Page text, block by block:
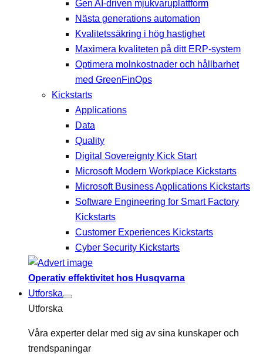
Gen AI-driven mjukvaruplattform
Nästa generations automation
Kvalitetssäkring i hög hastighet
Maximera kvaliteten på ditt ERP-system
Optimera molnkostnader och hållbarhet
med GreenFinOps
Kickstarts
Applications
Data
Quality
Digital Sovereignty Kick Start
Microsoft Modern Workplace Kickstarts
Microsoft Business Applications Kickstarts
Software Engineering for Smart Factory
Kickstarts
Customer Experiences Kickstarts
Cyber Security Kickstarts
Operativ effektivitet hos Husqvarna
Utforska
Utforska
Våra experter delar med sig av sina kunskaper och
trendspaningar